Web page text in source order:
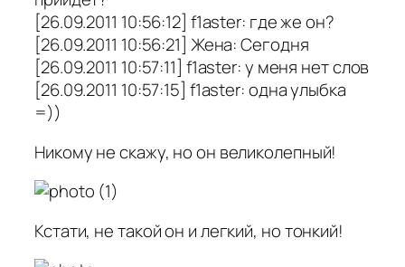
[26.09.2011 10:56:12] f1aster: где же он?
[26.09.2011 10:56:21] Жена: Сегодня
[26.09.2011 10:57:11] f1aster: у меня нет слов
[26.09.2011 10:57:15] f1aster: одна улыбка
=))
Никому не скажу, но он великолепный!
Кстати, не такой он и легкий, но тонкий!